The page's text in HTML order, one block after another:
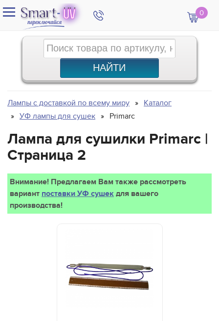
0
Лампы с доставкой по всему миру
Каталог
УФ лампы для сушек
Primarc
Лампа для сушилки Primarc |
Страница 2
Внимание! Предлагаем Вам также рассмотреть
вариант поставки УФ сушек для вашего
производства!